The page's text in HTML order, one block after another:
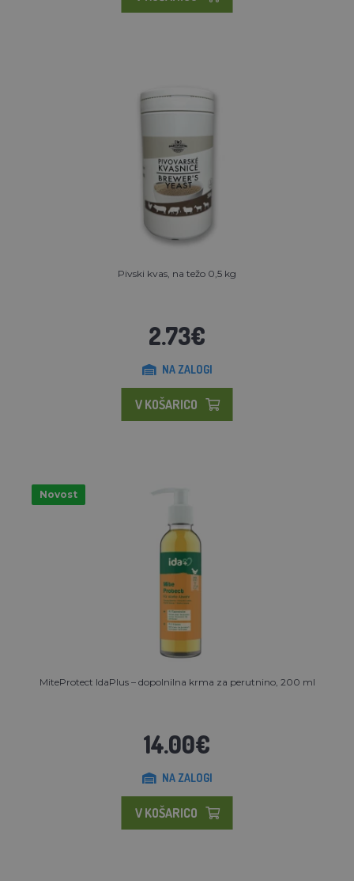
Pivski kvas, na težo 0,5 kg
2.73€
NA ZALOGI
V KOŠARICO
Novost
MiteProtect IdaPlus – dopolnilna krma za perutnino, 200 ml
14.00€
NA ZALOGI
V KOŠARICO